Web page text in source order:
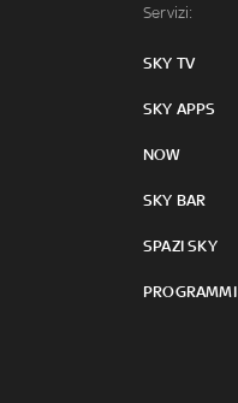
Servizi:
SKY TV
SKY APPS
NOW
SKY BAR
SPAZI SKY
PROGRAMMI